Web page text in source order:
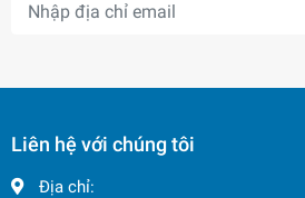
Liên hệ với chúng tôi
Địa chỉ: